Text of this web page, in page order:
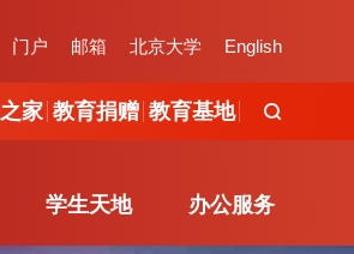
学生天地 办公服务
门户 邮箱 北京大学 English
家 教育捐赠 教育基地
学生天地 办公服务